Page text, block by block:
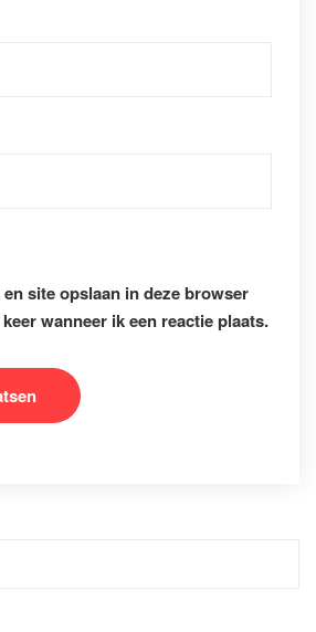
site opslaan in deze browser
wanneer ik een reactie plaats.